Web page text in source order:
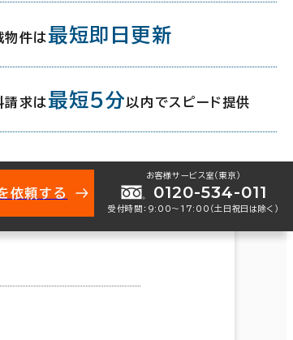
14分
ル：2014年）
物件は 最短即日更新
請求は 最短5分 以内でスピード提供
依頼する
お客様サービス室（東京）
0120-534-011
受付時間：9:00〜17:00（土日祝日は除く）